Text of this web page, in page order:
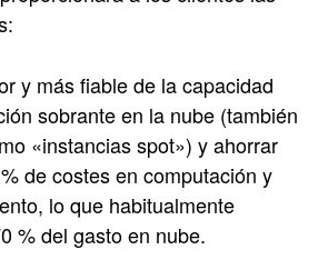
y más fiable de la capacidad
sobrante en la nube (también
«instancias spot») y ahorrar
de costes en computación y
lo que habitualmente
% del gasto en nube.